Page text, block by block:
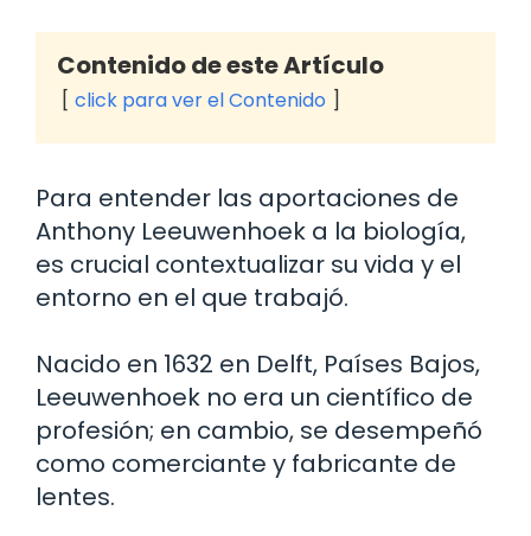
Contenido de este Artículo
click para ver el Contenido
Para entender las aportaciones de
Anthony Leeuwenhoek a la biología,
es crucial contextualizar su vida y el
entorno en el que trabajó.
Nacido en 1632 en Delft, Países Bajos,
Leeuwenhoek no era un científico de
profesión; en cambio, se desempeñó
como comerciante y fabricante de
lentes.